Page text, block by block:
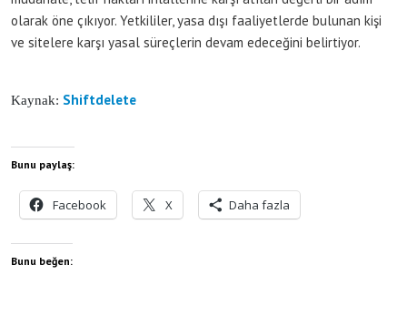
olarak öne çıkıyor. Yetkililer, yasa dışı faaliyetlerde bulunan kişi
ve sitelere karşı yasal süreçlerin devam edeceğini belirtiyor.
Kaynak: Shiftdelete
Bunu paylaş:
Facebook X Daha fazla
Bunu beğen: